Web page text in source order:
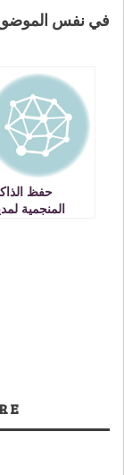
في نفس
حفظ
المنجمية